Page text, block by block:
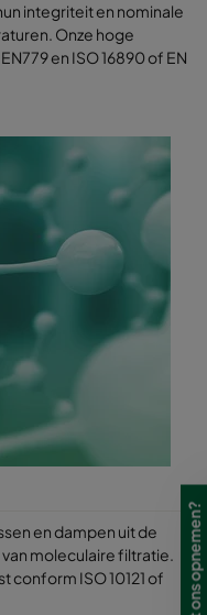
integriteit en nominale
Onze hoge
en ISO 16890 of EN
en dampen uit de
moleculaire filtratie.
conform ISO 10121 of